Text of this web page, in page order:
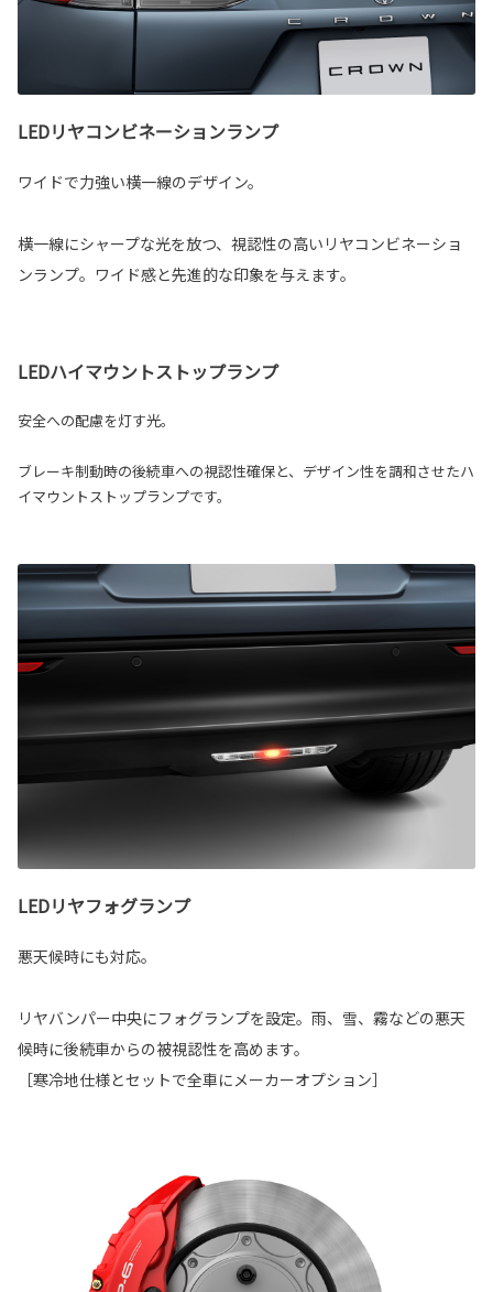
LEDリヤコンビネーションランプ
ワイドで力強い横一線のデザイン。
横一線にシャープな光を放つ、視認性の高いリヤコンビネーショ
ンランプ。ワイド感と先進的な印象を与えます。
LEDハイマウントストップランプ
安全への配慮を灯す光。
ブレーキ制動時の後続車への視認性確保と、デザイン性を調和させたハ
イマウントストップランプです。
LEDリヤフォグランプ
悪天候時にも対応。
リヤバンパー中央にフォグランプを設定。雨、雪、霧などの悪天
候時に後続車からの被視認性を高めます。
［寒冷地仕様とセットで全車にメーカーオプション］